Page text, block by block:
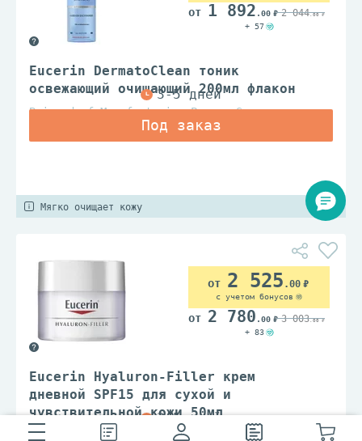
Eucerin DermatoClean тоник
освежающий очищающий 200мл флакон
Beiersdorf Manufacturing Poznan Sp.z.o.o.
1 892 .00 2 044.00
+ 57
Мягко очищает кожу
Eucerin Hyaluron-Filler крем
дневной SPF15 для сухой и
чувствительной кожи 50мл
Beiersdorf Manufacturing Poznan Sp.z.o.o.
2 525 .00
с учетом бонусов
2 780 .00 3 003.00
+ 83